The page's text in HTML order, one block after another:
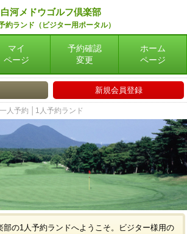
白河メドウゴルフ倶楽部
約ランド（ビジター用ポータル）
マイ
ページ
予約確認
変更
ホーム
ページ
新規会員登録
人予約 │1人予約ランド
部の1人予約ランドへようこそ。ビジター様用の